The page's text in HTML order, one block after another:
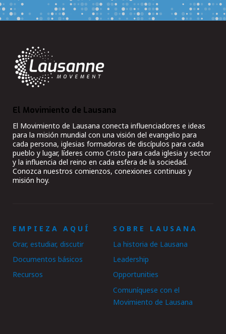
El Movimiento de Lausana
El Movimiento de Lausana conecta influenciadores e ideas
para la misión mundial con una visión del evangelio para
cada persona, iglesias formadoras de discípulos para cada
pueblo y lugar, líderes como Cristo para cada iglesia y sector
y la influencia del reino en cada esfera de la sociedad.
Conozca nuestros comienzos, conexiones continuas y
misión hoy.
EMPIEZA AQUÍ
Orar, estudiar, discutir
Documentos básicos
Recursos
SOBRE LAUSANA
La historia de Lausana
Leadership
Opportunities
Comuníquese con el
Movimiento de Lausana